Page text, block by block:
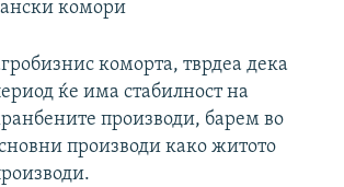
комори
коморта, тврдеа дека
ќе има стабилност на
производи, барем во
производи како житото